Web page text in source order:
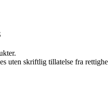
uten skriftlig tillatelse fra